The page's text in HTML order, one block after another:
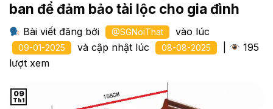
ban để đảm bảo tài lộc cho gia đình
Bài viết đăng bởi @SGNoiThat vào lúc
09-01-2025 và cập nhật lúc 08-08-2025
195
lượt xem
09
Th1